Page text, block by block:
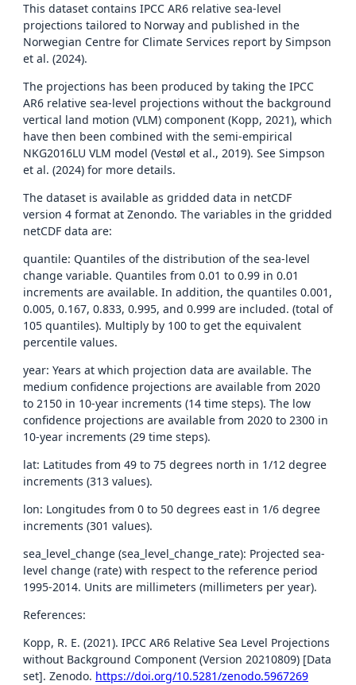
This dataset contains IPCC AR6 relative sea-level
projections tailored to Norway and published in the
Norwegian Centre for Climate Services report by Simpson
et al. (2024).
The projections has been produced by taking the IPCC
AR6 relative sea-level projections without the background
vertical land motion (VLM) component (Kopp, 2021), which
have then been combined with the semi-empirical
NKG2016LU VLM model (Vestøl et al., 2019). See Simpson
et al. (2024) for more details.
The dataset is available as gridded data in netCDF
version 4 format at Zenondo. The variables in the gridded
netCDF data are:
quantile: Quantiles of the distribution of the sea-level
change variable. Quantiles from 0.01 to 0.99 in 0.01
increments are available. In addition, the quantiles 0.001,
0.005, 0.167, 0.833, 0.995, and 0.999 are included. (total of
105 quantiles). Multiply by 100 to get the equivalent
percentile values.
year: Years at which projection data are available. The
medium confidence projections are available from 2020
to 2150 in 10-year increments (14 time steps). The low
confidence projections are available from 2020 to 2300 in
10-year increments (29 time steps).
lat: Latitudes from 49 to 75 degrees north in 1/12 degree
increments (313 values).
lon: Longitudes from 0 to 50 degrees east in 1/6 degree
increments (301 values).
sea_level_change (sea_level_change_rate): Projected sea-
level change (rate) with respect to the reference period
1995-2014. Units are millimeters (millimeters per year).
References:
Kopp, R. E. (2021). IPCC AR6 Relative Sea Level Projections
without Background Component (Version 20210809) [Data
set]. Zenodo. https://doi.org/10.5281/zenodo.5967269